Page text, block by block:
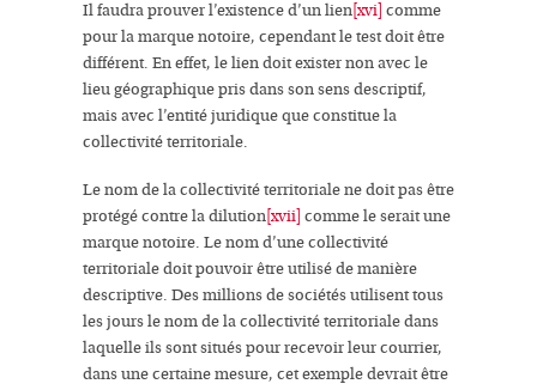
Il faudra prouver l’existence d’un lien[xvi] comme
pour lamarque notoire, cependant le test doit être
différent. En effet, le lien doit exister non avec le
lieu géographiquepris dans son sens descriptif,
mais avec l’entité juridique que constitue la
collectivité territoriale.
Le nom de la collectivité territoriale ne doit pas être
protégé contre la dilution[xvii] comme le serait une
marque notoire. Le nom d’une collectivité
territoriale doit pouvoir être utilisé de manière
descriptive. Des millions de sociétés utilisent tous
les jours le nom de la collectivité territoriale dans
laquelle ils sont situés pour recevoir leur courrier,
dans une certaine mesure, cet exemple devrait être